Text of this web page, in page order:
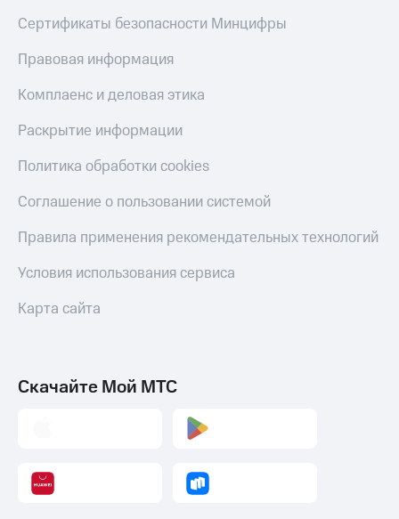
Сертификаты безопасности Минцифры
Правовая информация
Комплаенс и деловая этика
Раскрытие информации
Политика обработки cookies
Соглашение о пользовании системой
Правила применения рекомендательных технологий
Условия использования сервиса
Карта сайта
Скачайте Мой МТС